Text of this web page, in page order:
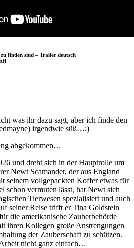
finden sind – Trailer deutsch
was ihr dazu sagt, aber ich finde den
irgendwie süß…;)
abgekommen…
und dreht sich in der Hauptrolle um
Newt Scamander, der aus England
seinem vollgepackten Koffer etwas für
schon vermuten lässt, hat Newt sich
Tierwesen spezialisiert und auch
seiner Reise trifft er Tina Goldstein
die amerikanische Zauberbehörde
ihren Kollegen große Anstrengungen
der Zauberschaft zu schützen.
nicht ganz einfach…